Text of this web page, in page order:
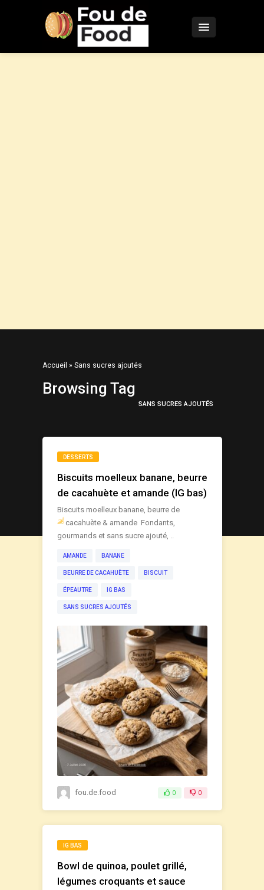
Accueil » Sans sucres ajoutés
Browsing Tag
SANS SUCRES AJOUTÉS
DESSERTS
Biscuits moelleux banane, beurre
de cacahuète et amande (IG bas)
Biscuits moelleux banane, beurre de
cacahuète & amande Fondants,
gourmands et sans sucre ajouté, ..
AMANDE BANANE
BEURRE DE CACAHUÈTE BISCUIT
ÉPEAUTRE IG BAS
SANS SUCRES AJOUTÉS
fou.de.food 0 0
IG BAS
Bowl de quinoa, poulet grillé,
légumes croquants et sauce